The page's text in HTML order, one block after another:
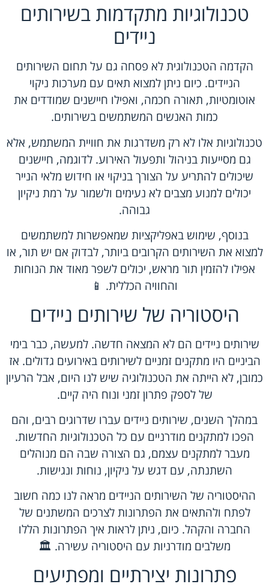
טכנולוגיות מתקדמות בשירותים
ניידים
הקדמה הטכנולוגית לא פסחה גם על תחום השירותים
הניידים. כיום ניתן למצוא תאים עם מערכות ניקוי
אוטומטיות, תאורה חכמה, ואפילו חיישנים שמודדים את
כמות האנשים המשתמשים בשירותים.
טכנולוגיות אלו לא רק משדרגות את חוויית המשתמש, אלא
גם מסייעות בניהול ותפעול האירוע. לדוגמה, חיישנים
שיכולים להתריע על הצורך בניקוי או חידוש מלאי הנייר
יכולים למנוע מצבים לא נעימים ולשמור על רמת ניקיון
גבוהה.
בנוסף, שימוש באפליקציות שמאפשרות למשתמשים
למצוא את השירותים הקרובים ביותר, לבדוק אם יש תור, או
אפילו להזמין תור מראש, יכולים לשפר מאוד את הנוחות
והחוויה הכללית. 📱
היסטוריה של שירותים ניידים
שירותים ניידים הם לא המצאה חדשה. למעשה, כבר בימי
הביניים היו מתקנים זמניים לשירותים באירועים גדולים. אז
כמובן, לא הייתה את הטכנולוגיה שיש לנו היום, אבל הרעיון
של לספק פתרון זמני ונוח היה קיים.
במהלך השנים, שירותים ניידים עברו שדרוגים רבים, והם
הפכו למתקנים מודרניים עם כל הטכנולוגיות החדשות.
מעבר למתקנים עצמם, גם הצורה שבה הם מנוהלים
השתנתה, עם דגש על ניקיון, נוחות ונגישות.
ההיסטוריה של השירותים הניידים מראה לנו כמה חשוב
לפתח ולהתאים את הפתרונות לצרכים המשתנים של
החברה והקהל. כיום, ניתן לראות איך הפתרונות הללו
משלבים מודרניות עם היסטוריה עשירה. 🏛️
פתרונות יצירתיים ומפתיעים